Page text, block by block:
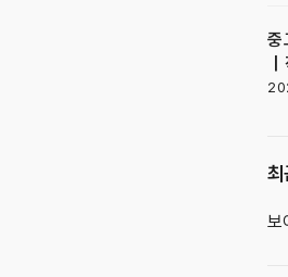
중
최
보